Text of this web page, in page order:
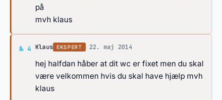
på
mvh klaus
№ 4 Svar af Klaus
Klaus EKSPERT 22. maj 2014
hej halfdan håber at dit wc er fixet men du skal
være velkommen hvis du skal have hjælp mvh
klaus